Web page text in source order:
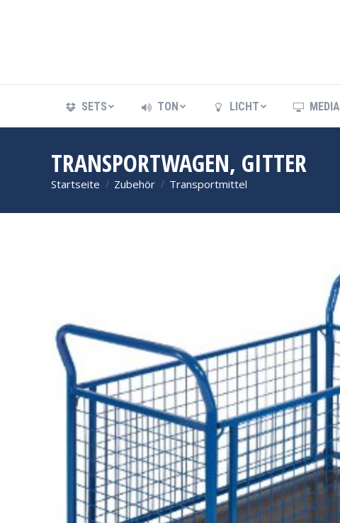
SETS TON LICHT MEDIA
TRANSPORTWAGEN, GITTER
Sie befinden sich hier:
Startseite Zubehör Transportmittel